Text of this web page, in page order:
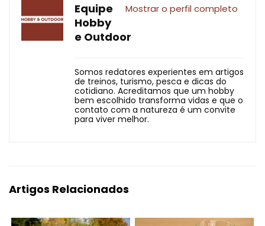
Mostrar o perfil completo
Equipe
Hobby
e Outdoor
Somos redatores experientes em artigos
de treinos, turismo, pesca e dicas do
cotidiano. Acreditamos que um hobby
bem escolhido transforma vidas e que o
contato com a natureza é um convite
para viver melhor.
Artigos Relacionados